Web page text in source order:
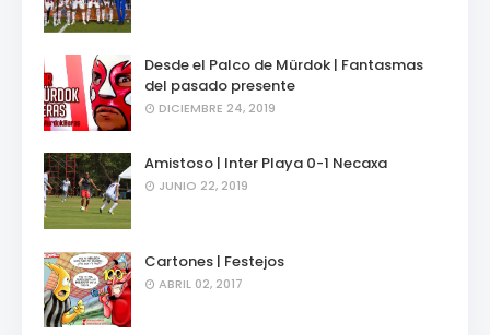
Desde el Palco de Mürdok | Fantasmas
del pasado presente
DICIEMBRE 24, 2019
Amistoso | Inter Playa 0-1 Necaxa
JUNIO 22, 2019
Cartones | Festejos
ABRIL 02, 2017